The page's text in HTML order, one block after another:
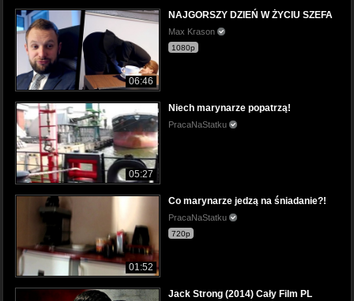
06:46
NAJGORSZY DZIEŃ W ŻYCIU SZEFA
Max Krason
1080p
05:27
Niech marynarze popatrzą!
PracaNaStatku
01:52
Co marynarze jedzą na śniadanie?!
PracaNaStatku
720p
Jack Strong (2014) Cały Film PL